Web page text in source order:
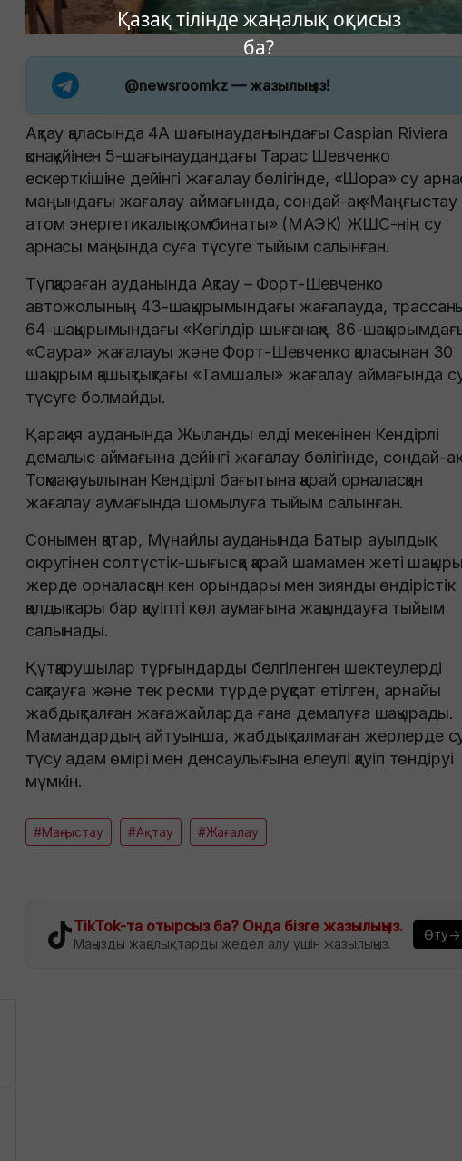
Қазақ тілінде жаңалық оқисыз
ба?
@newsroomkz— жазылыңыз!
Ақтау қаласында 4А шағынауданындағы Caspian Riviera
қонақүйінен 5-шағынаудандағы Тарас Шевченко
ескерткішіне дейінгі жағалау бөлігінде, «Шора» су
маңындағы жағалау аймағында, сондай-ақ «Маңғыстау
атом энергетикалық комбинаты» (МАЭК) ЖШС-нің су
арнасы маңында суға түсуге тыйым салынған.
Түпқараған ауданында Ақтау – Форт-Шевченко
автожолының 43-шақырымындағы жағалауда,
64-шақырымындағы «Көгілдір шығанақ», 86-
«Саура» жағалауы және Форт-Шевченко қаласынан 30
шақырым қашықтықтағы «Тамшалы» жағалау аймағында
түсуге болмайды.
Қарақия ауданында Жыланды елді мекенінен Кендірлі
демалыс аймағына дейінгі жағалау бөлігінде, сондай-ақ
Тоқмақ ауылынан Кендірлі бағытына қарай орналасқан
жағалау аумағында шомылуға тыйым салынған.
Сонымен қатар, Мұнайлы ауданында Батыр ауылдық
округінен солтүстік-шығысқа қарай шамамен жеті
жерде орналасқан кен орындары мен зиянды өндірістік
қалдықтары бар қауіпті көл аумағына жақындауға тыйым
салынады.
Құтқарушылар тұрғындарды белгіленген шектеулерді
сақтауға және тек ресми түрде рұқсат етілген, арнайы
жабдықталған жағажайларда ғана демалуға шақырады.
Мамандардың айтуынша, жабдықталмаған жерлерде
түсу адам өмірі мен денсаулығына елеулі қауіп төндіруі
мүмкін.
#Маңғыстау #Ақтау #Жағалау
TikTok-та отырсыз ба? Онда бізге жазылыңыз.
Маңызды жаңалықтарды жедел алу үшін жазылыңыз.
Өту→